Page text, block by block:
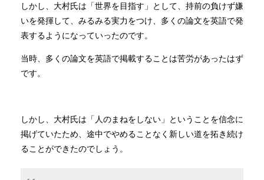
しかし、大村氏は「世界を目指す」として、持前の負けず嫌
いを発揮して、みるみる実力をつけ、多くの論文を英語で発
表するようになっていったのです。
当時、多くの論文を英語で掲載することは苦労があったはず
です。
しかし、大村氏は「人のまねをしない」ということを信念に
掲げていたため、途中でやめることなく新しい道を拓き続け
ることができたのでしょう。